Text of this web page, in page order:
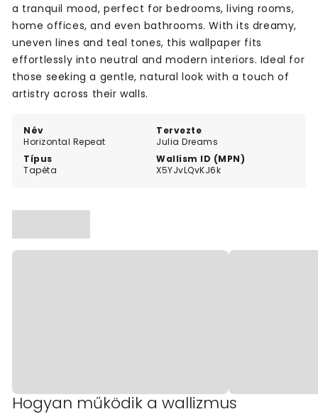
Név
Horizontal Repeat
Tervezte
Julia Dreams
Típus
Tapéta
Wallism ID (MPN)
X5YJvLQvKJ6k
a tranquil mood, perfect for bedrooms, living rooms,
home offices, and even bathrooms. With its dreamy,
uneven lines and teal tones, this wallpaper fits
effortlessly into neutral and modern interiors. Ideal for
those seeking a gentle, natural look with a touch of
artistry across their walls.
Hogyan működik a wallizmus